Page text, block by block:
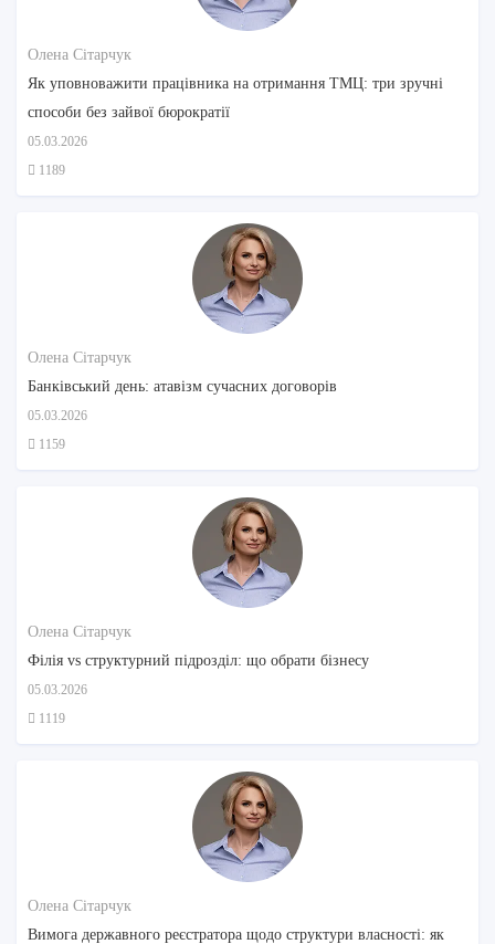
Олена Сітарчук
Як уповноважити працівника на отримання ТМЦ: три зручні
способи без зайвої бюрократії
05.03.2026
1189
Олена Сітарчук
Банківський день: атавізм сучасних договорів
05.03.2026
1159
Олена Сітарчук
Філія vs структурний підрозділ: що обрати бізнесу
05.03.2026
1119
Олена Сітарчук
Вимога державного реєстратора щодо структури власності: як